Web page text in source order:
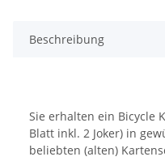
Beschreibung
Sie erhalten ein Bicycle
Blatt inkl. 2 Joker) in
beliebten (alten)